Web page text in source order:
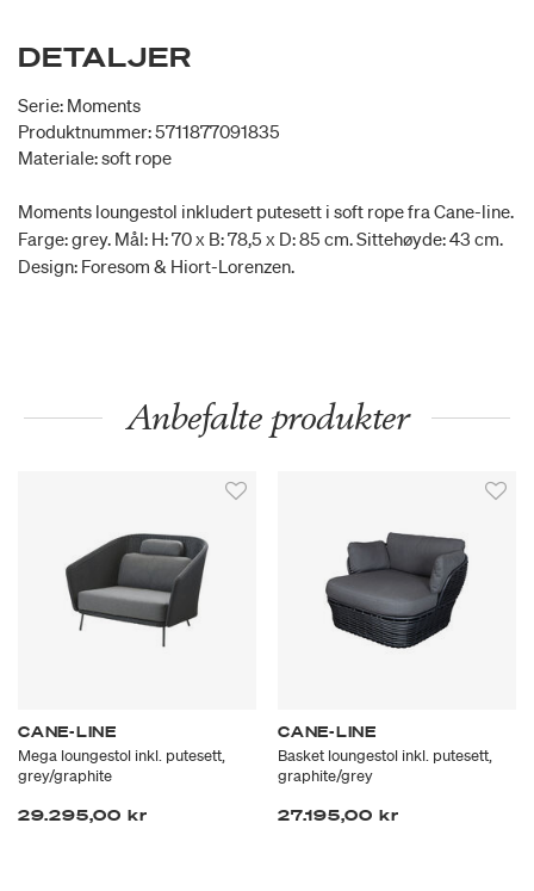
DETALJER
Serie: Moments
Produktnummer: 5711877091835
Materiale: soft rope
Moments loungestol inkludert putesett i soft rope fra Cane-line.
Farge: grey. Mål: H: 70 x B: 78,5 x D: 85 cm. Sittehøyde: 43 cm.
Design: Foresom & Hiort-Lorenzen.
Anbefalte produkter
CANE-LINE
Mega loungestol inkl. putesett,
grey/graphite
29.295,00 kr
CANE-LINE
Basket loungestol inkl. putesett,
graphite/grey
27.195,00 kr